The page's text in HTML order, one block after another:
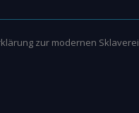
zur modernen Sklaverei